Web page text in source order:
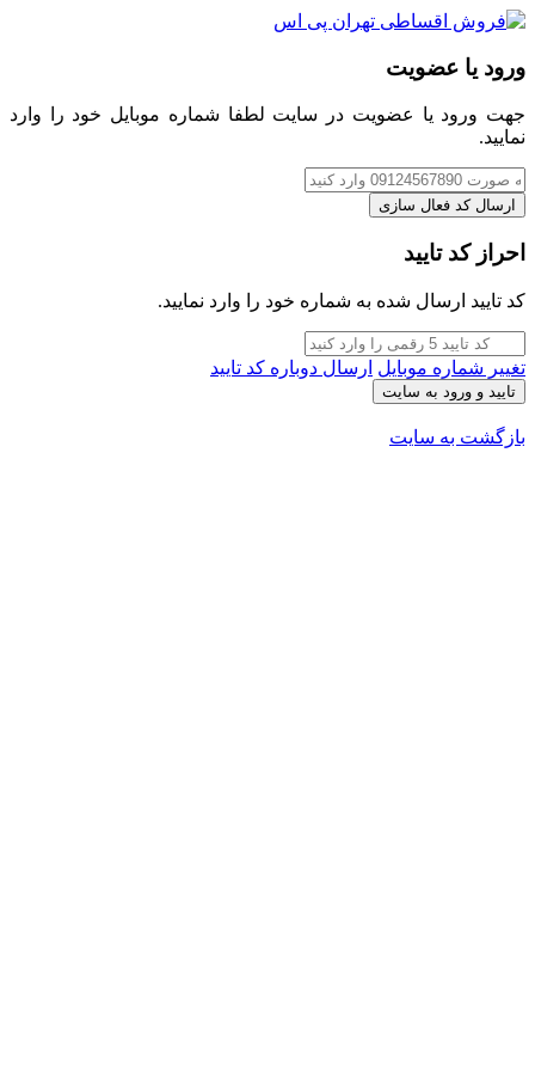
ورود یا عضویت
جهت ورود یا عضویت در سایت لطفا شماره موبایل خود را وارد
نمایید.
ارسال کد فعال سازی
احراز کد تایید
کد تایید ارسال شده به شماره خود را وارد نمایید.
تغییر شماره موبایل ارسال دوباره کد تایید
تایید و ورود به سایت
بازگشت به سایت